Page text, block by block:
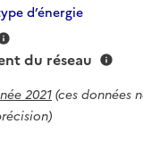
d’énergie
du réseau
2021(ces données